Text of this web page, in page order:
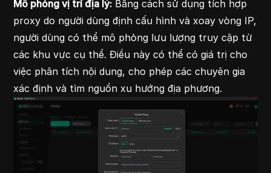
Mô phỏng vị trí địa lý: Bằng cách sử dụng tích hợp
proxy do người dùng định cấu hình và xoay vòng IP,
người dùng có thể mô phỏng lưu lượng truy cập từ
các khu vực cụ thể. Điều này có thể có giá trị cho
việc phân tích nội dung, cho phép các chuyên gia
xác định và tìm nguồn xu hướng địa phương.